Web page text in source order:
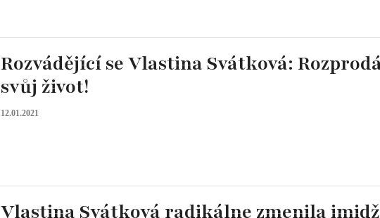
Rozvádějící se Vlastina Svátková:
svůj život!
12.01.2021
Vlastina Svátková radikálne zmenila